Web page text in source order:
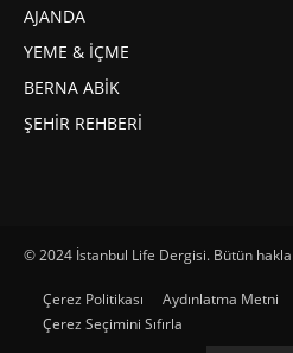
AJANDA
YEME & İÇME
BERNA ABİK
ŞEHİR REHBERİ
© 2024 İstanbul Life Dergisi. Bütün
Çerez Politikası Aydınlatma Metni
Çerez Seçimini Sıfırla